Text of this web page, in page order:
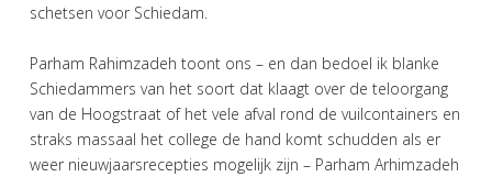
schetsen voor Schiedam.
Parham Rahimzadeh toont ons – en dan bedoel ik blanke
Schiedammers van het soort dat klaagt over de teloorgang
van de Hoogstraat of het vele afval rond de vuilcontainers en
straks massaal het college de hand komt schudden als er
weer nieuwjaarsrecepties mogelijk zijn – Parham Arhimzadeh